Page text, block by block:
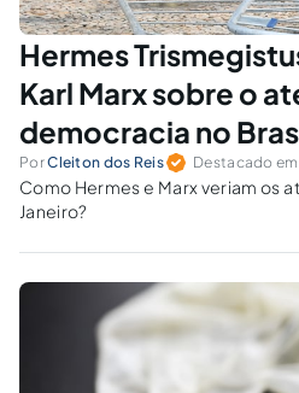
Hermes
Karl Marx sobre o
democracia no
PorCleiton dos Reis Destacado em
Como Hermes e Marx veriam os
Janeiro?